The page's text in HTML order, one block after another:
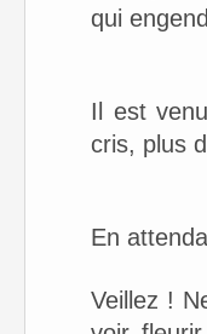
qui
Il est
cris, plus
En
Veillez !